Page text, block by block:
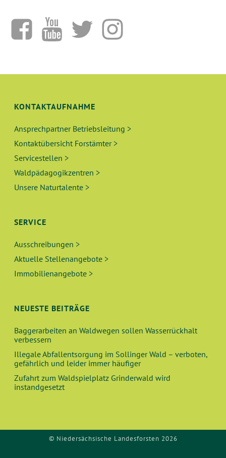
KONTAKTAUFNAHME
Ansprechpartner Betriebsleitung >
Kontaktübersicht Forstämter >
Servicestellen >
Waldpädagogikzentren >
Unsere Naturtalente >
SERVICE
Ausschreibungen >
Aktuelle Stellenangebote >
Immobilienangebote >
NEUESTE BEITRÄGE
Baggerarbeiten an Waldwegen sollen Wasserrückhalt
verbessern
Illegale Abfallentsorgung im Sollinger Wald – verboten,
gefährlich und leider immer häufiger
Zufahrt zum Waldspielplatz Grinderwald wird
instandgesetzt
© Niedersächsische Landesforsten 2026